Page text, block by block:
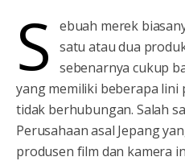
S
ebuah merek
satu atau dua
sebenarnya cukup
yang memiliki beberapa
tidak berhubungan. Salah
Perusahaan asal Jepang
produsen film dan kamera